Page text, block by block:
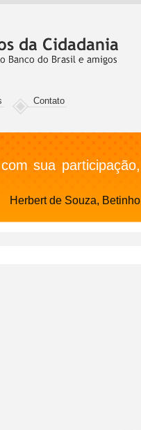
Contato
sua participação,
Herbert de Souza, Betinho